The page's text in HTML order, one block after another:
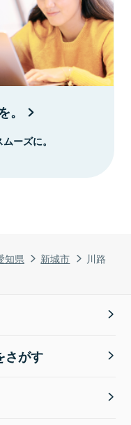
知県 新城市 川路
。
ーズに。
さがす